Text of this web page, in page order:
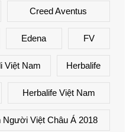
Creed Aventus
Edena FV
Việt Nam Herbalife
Herbalife Việt Nam
Người Việt Châu Á 2018